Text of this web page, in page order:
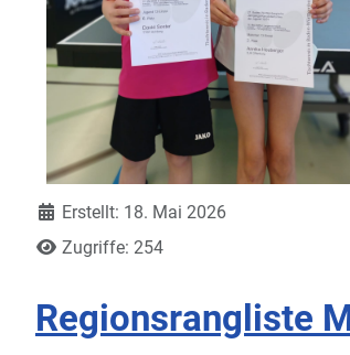
Erstellt: 18. Mai 2026
Zugriffe: 254
Regionsrangliste